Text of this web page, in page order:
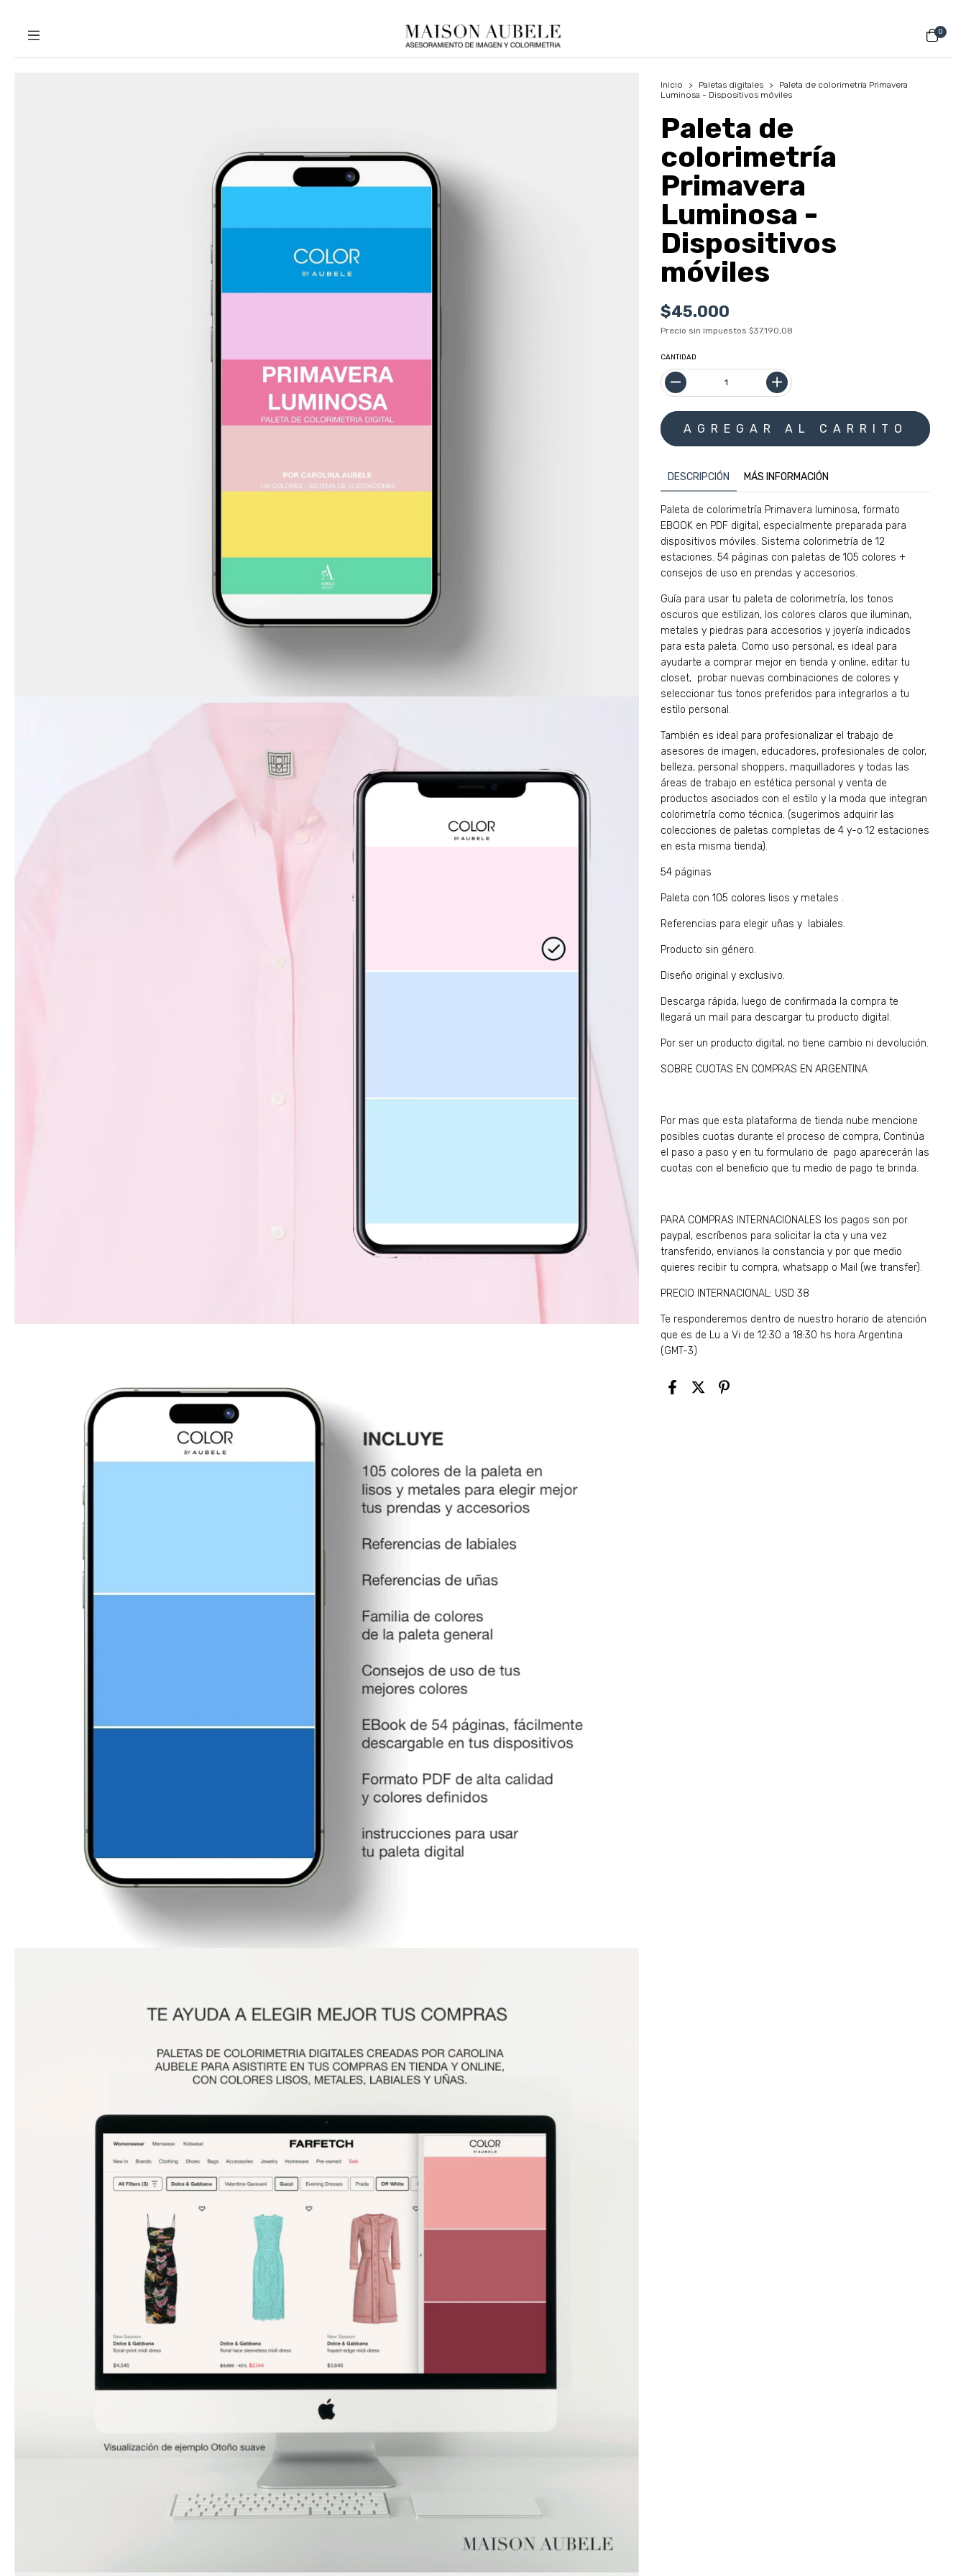
0
Inicio > Paletas digitales >
Paleta de colorimetría Primavera
Luminosa - Dispositivos móviles
Paleta de
colorimetría
Primavera
Luminosa -
Dispositivos
móviles
$45.000
Precio sin impuestos$37.190,08
CANTIDAD
DESCRIPCIÓN MÁS INFORMACIÓN
Paleta de colorimetría Primavera luminosa, formato
EBOOK en PDF digital, especialmente preparada para
dispositivos móviles. Sistema colorimetría de 12
estaciones. 54 páginas con paletas de 105 colores +
consejos de uso en prendas y accesorios.
Guía para usar tu paleta de colorimetría, los tonos
oscuros que estilizan, los colores claros que iluminan,
metales y piedras para accesorios y joyería indicados
para esta paleta. Como uso personal, es ideal para
ayudarte a comprar mejor en tienda y online, editar tu
closet, probar nuevas combinaciones de colores y
seleccionar tus tonos preferidos para integrarlos a tu
estilo personal.
También es ideal para profesionalizar el trabajo de
asesores de imagen, educadores, profesionales de color,
belleza, personal shoppers, maquilladores y todas las
áreas de trabajo en estética personal y venta de
productos asociados con el estilo y la moda que integran
colorimetría como técnica. (sugerimos adquirir las
colecciones de paletas completas de 4 y-o 12 estaciones
en esta misma tienda).
54 páginas
Paleta con 105 colores lisos y metales .
Referencias para elegir uñas y labiales.
Producto sin género.
Diseño original y exclusivo.
Descarga rápida, luego de confirmada la compra te
llegará un mail para descargar tu producto digital.
Por ser un producto digital, no tiene cambio ni devolución.
SOBRE CUOTAS EN COMPRAS EN ARGENTINA
Por mas que esta plataforma de tienda nube mencione
posibles cuotas durante el proceso de compra, Continúa
el paso a paso y en tu formulario de pago aparecerán las
cuotas con el beneficio que tu medio de pago te brinda.
PARA COMPRAS INTERNACIONALES los pagos son por
paypal, escríbenos para solicitar la cta y una vez
transferido, envianos la constancia y por que medio
quieres recibir tu compra, whatsapp o Mail (we transfer).
PRECIO INTERNACIONAL: USD 38
Te responderemos dentro de nuestro horario de atención
que es de Lu a Vi de 12:30 a 18:30 hs hora Argentina
(GMT-3)